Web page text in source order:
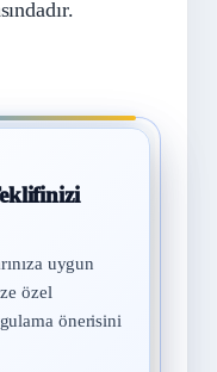
uygun
özel
önerisini